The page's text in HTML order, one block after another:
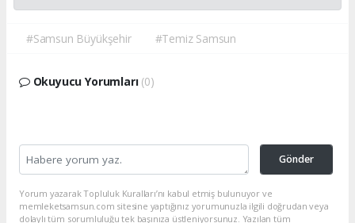
#Samsun Büyükşehir #Temiz Samsun
Okuyucu Yorumları (0)
Gönder
Yorum yazarak Topluluk Kuralları’nı kabul etmiş bulunuyor ve
memleketsamsun.com sitesine yaptığınız yorumunuzla ilgili doğrudan veya
dolaylı tüm sorumluluğu tek başınıza üstleniyorsunuz. Yazılan tüm